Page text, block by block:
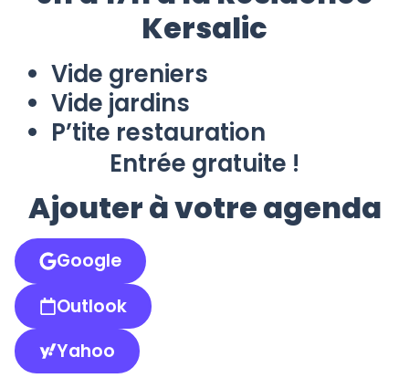
Kersalic
Vide greniers
Vide jardins
P’tite restauration
Entrée gratuite !
Ajouter à votre agenda
Google
Outlook
Yahoo